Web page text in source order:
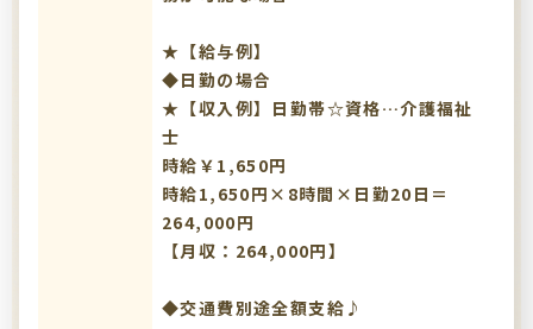
★【給与例】
◆日勤の場合
★【収入例】日勤帯☆資格…介護福祉
士
時給￥1,650円
時給1,650円×8時間×日勤20日＝
264,000円
【月収：264,000円】
◆交通費別途全額支給♪